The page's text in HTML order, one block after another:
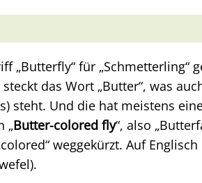
„Butterfly“ für „Schmetterling“
das Wort „Butter“, was
steht. Und die hat meistens
„Butter-colored fly“, also
weggekürzt. Auf